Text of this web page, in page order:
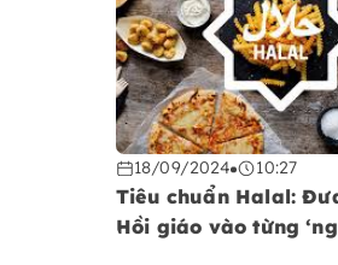
18/09/2024 10:27
Tiêu chuẩn Halal:
Hồi giáo vào từng